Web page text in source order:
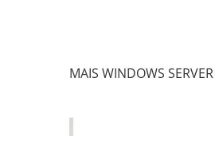
MAIS WINDOWS